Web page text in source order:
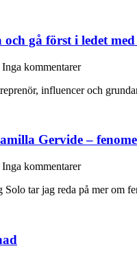
och gå först i ledet
Inga kommentarer
influencer och
Gervide –
Inga kommentarer
tar jag reda på mer om